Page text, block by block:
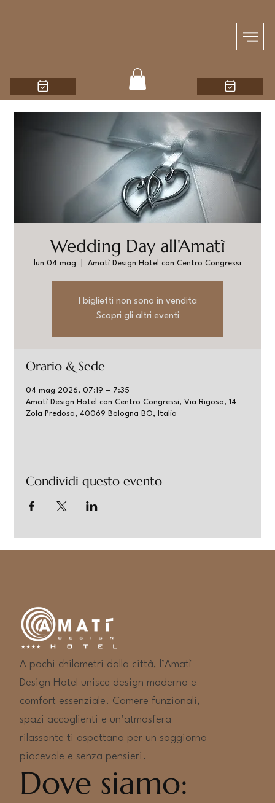
Wedding Day all'Amatì
lun 04 mag Amatì Design Hotel con Centro Congressi
I biglietti non sono in vendita
Scopri gli altri eventi
Orario & Sede
04 mag 2026, 07:19 – 7:35
Amatì Design Hotel con Centro Congressi, Via Rigosa, 14
Zola Predosa, 40069 Bologna BO, Italia
Condividi questo evento
A pochi chilometri dalla città, l’Amatì
Design Hotel unisce design moderno e
comfort essenziale. Camere funzionali,
spazi accoglienti e un’atmosfera
rilassante ti aspettano per un soggiorno
piacevole e senza pensieri.
Dove siamo: